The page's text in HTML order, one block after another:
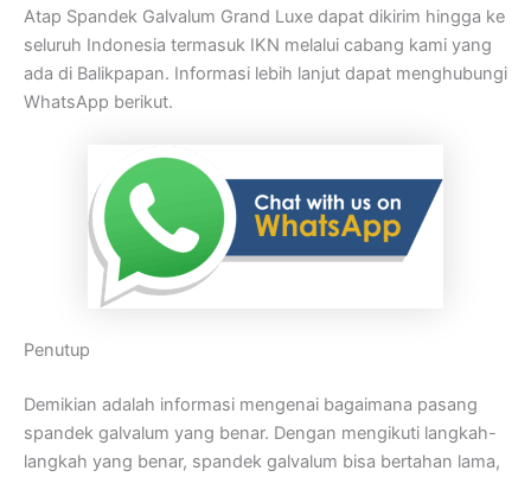
Atap Spandek Galvalum Grand Luxe dapat dikirim hingga ke
seluruh Indonesia termasuk IKN melalui cabang kami yang
ada di Balikpapan. Informasi lebih lanjut dapat menghubungi
WhatsApp berikut.
Penutup
Demikian adalah informasi mengenai bagaimana pasang
spandek galvalum yang benar. Dengan mengikuti langkah-
langkah yang benar, spandek galvalum bisa bertahan lama,